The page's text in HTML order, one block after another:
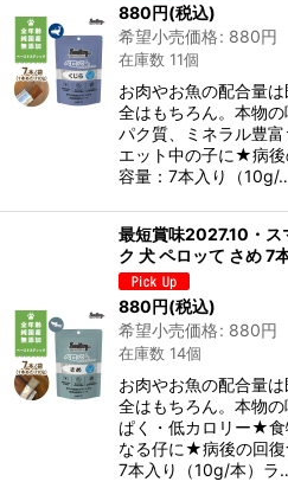
880円(税込)
希望小売価格: 880円
在庫数 11個
お肉やお魚の配合量
全はもちろん。本物
パク質、ミネラル豊
エット中の子に★病後
容量：7本入り（10g/
最短賞味2027.10・ス
ク 犬 ペロッて さめ
880円(税込)
希望小売価格: 880円
在庫数 14個
お肉やお魚の配合量
全はもちろん。本物
ぱく・低カロリー★食
なる仔に★病後の回復
7本入り（10g/本）ラ